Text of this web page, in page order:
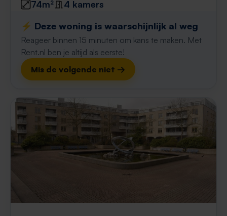
74m²
4 kamers
⚡️ Deze woning is waarschijnlijk al weg
Reageer binnen 15 minuten om kans te maken. Met
Rent.nl ben je altijd als eerste!
Mis de volgende niet →